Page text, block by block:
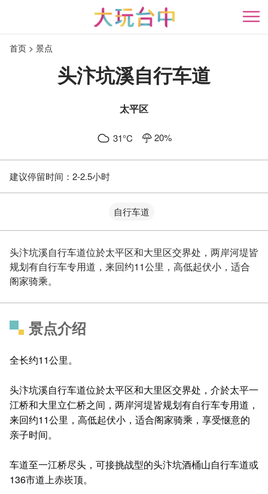
开
首页 景点
头汴坑溪自行车道
太平区
31°C 20%
建议停留时间： 2-2.5小时
自行车道
头汴坑溪自行车道位於太平区和大里区交界处，两岸河堤皆
规划有自行车专用道，来回约11公里，高低起伏小，适合
阁家骑乘。
景点介绍
全长约11公里。
头汴坑溪自行车道位於太平区和大里区交界处，介於太平一
江桥和大里立仁桥之间，两岸河堤皆规划有自行车专用道，
来回约11公里，高低起伏小，适合阁家骑乘，享受惬意的
亲子时间。
车道至一江桥尽头，可接挑战型的头汴坑酒桶山自行车道或
136市道上赤崁顶。